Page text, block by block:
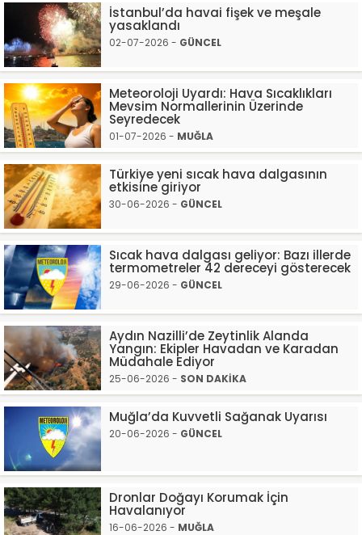
İstanbul’da havai fişek ve meşale
yasaklandı
02-07-2026 - GÜNCEL
Meteoroloji Uyardı: Hava Sıcaklıkları
Mevsim Normallerinin Üzerinde
Seyredecek
01-07-2026 - MUĞLA
Türkiye yeni sıcak hava dalgasının
etkisine giriyor
30-06-2026 - GÜNCEL
Sıcak hava dalgası geliyor: Bazı illerde
termometreler 42 dereceyi gösterecek
29-06-2026 - GÜNCEL
Aydın Nazilli’de Zeytinlik Alanda
Yangın: Ekipler Havadan ve Karadan
Müdahale Ediyor
25-06-2026 - SON DAKİKA
Muğla’da Kuvvetli Sağanak Uyarısı
20-06-2026 - GÜNCEL
Dronlar Doğayı Korumak İçin
Havalanıyor
16-06-2026 - MUĞLA